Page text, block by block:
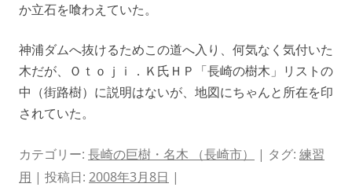
か立石を喰わえていた。
神浦ダムへ抜けるためこの道へ入り、何気なく気付いた
木だが、Ｏｔｏｊｉ．Ｋ氏ＨＰ「長崎の樹木」リストの
中（街路樹）に説明はないが、地図にちゃんと所在を印
されていた。
カテゴリー: 長崎の巨樹・名木 （長崎市） | タグ: 練習
用 | 投稿日: 2008年3月8日 |